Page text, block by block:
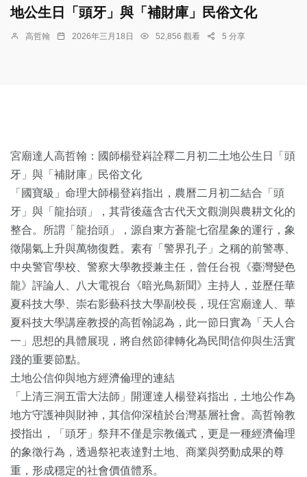
地公生日「頭牙」與「補財庫」民俗文化
高哲翰 2026年三月18日 52,856 觀看 5 分享
宮廟達人高哲翰：國師楊登嵙詮釋二月初二土地公生日「頭
牙」與「補財庫」民俗文化
「國寶級」命理大師楊登嵙指出，農曆二月初二結合「頭
牙」與「龍抬頭」，其背後蘊含古代天文觀測與農耕文化的
整合。所謂「龍抬頭」，源自東方蒼龍七宿星象的運行，象
徵陽氣上升與萬物復甦。素有「警界孔子」之稱的前警專、
中央警官學校、警察大學教授兼主任，曾任台視《臺灣變色
龍》評論人、八大電視台《暗光鳥新聞》主持人，並歷任華
夏科技大學、崇右影藝科技大學副校長，現任宮廟達人、華
夏科技大學講座教授的高哲翰認為，此一節日實為「天人合
一」思想的具體展現，將自然節律轉化為民間信仰與生活實
踐的重要節點。
土地公信仰與地方經濟倫理的連結
「上清三洞五雷大法師」開運達人楊登嵙指出，土地公作為
地方守護神與財神，其信仰深植於台灣基層社會。高哲翰教
授指出，「頭牙」祭拜不僅是宗教儀式，更是一種經濟倫理
的象徵行為，透過祭祀表達對土地、商業與勞動成果的尊
重，形成穩定的社會價值體系。